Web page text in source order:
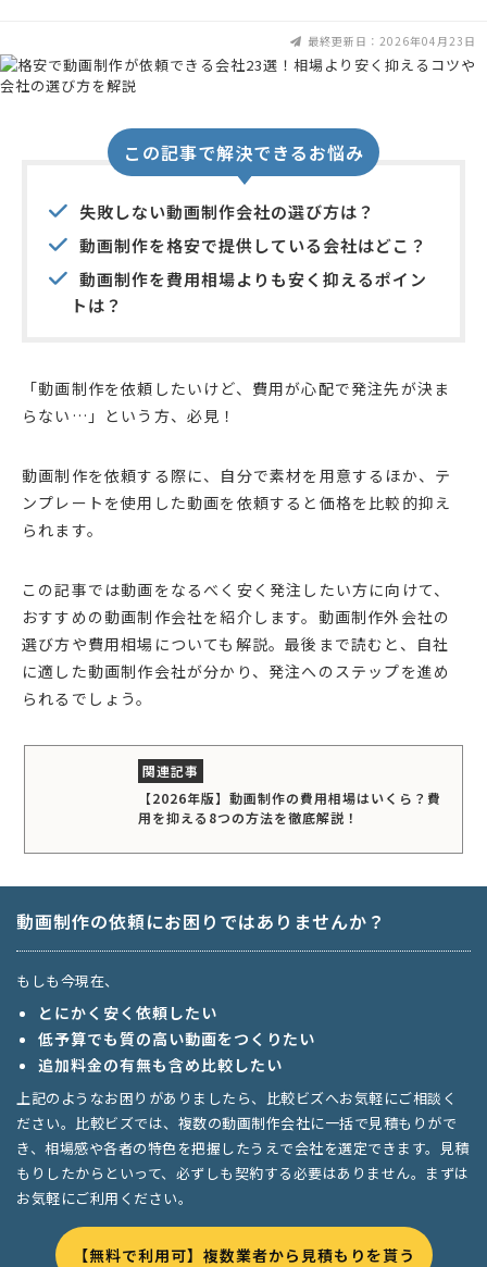
最終更新日：2026年04月23日
この記事で解決できるお悩み
失敗しない動画制作会社の選び方は？
動画制作を格安で提供している会社はどこ？
動画制作を費用相場よりも安く抑えるポイン
トは？
「動画制作を依頼したいけど、費用が心配で発注先が決ま
らない…」という方、必見！
動画制作を依頼する際に、自分で素材を用意するほか、テ
ンプレートを使用した動画を依頼すると価格を比較的抑え
られます。
この記事では動画をなるべく安く発注したい方に向けて、
おすすめの動画制作会社を紹介します。動画制作外会社の
選び方や費用相場についても解説。最後まで読むと、自社
に適した動画制作会社が分かり、発注へのステップを進め
られるでしょう。
【2026年版】動画制作の費用相場はいくら？費
用を抑える8つの方法を徹底解説！
動画制作の依頼にお困りではありませんか？
もしも今現在、
とにかく安く依頼したい
低予算でも質の高い動画をつくりたい
追加料金の有無も含め比較したい
上記のようなお困りがありましたら、比較ビズへお気軽にご相談く
ださい。比較ビズでは、複数の動画制作会社に一括で見積もりがで
き、相場感や各者の特色を把握したうえで会社を選定できます。見積
もりしたからといって、必ずしも契約する必要はありません。まずは
お気軽にご利用ください。
【無料で利用可】複数業者から見積もりを貰う